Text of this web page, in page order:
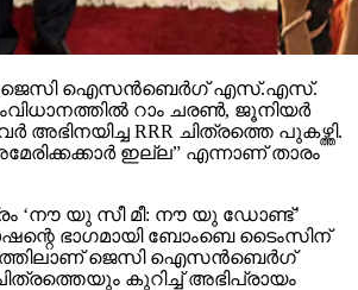
ജെസി ഐസന്‍ബെര്‍ഗ് എസ്.എസ്.
റാം ചരണ്‍, ജൂനിയര്‍
അഭിനയിച്ച RRR ചിത്രത്തെ പുകഴ്ത്തി.
ഇല്ല” എന്നാണ് താരം
‘നൗ യു സീ മീ: നൗ യു ഡോണ്ട്’
ഭാഗമായി ബോംബെ ടൈംസിന്
ജെസി ഐസന്‍ബെര്‍ഗ്
കുറിച്ച് അഭിപ്രായം